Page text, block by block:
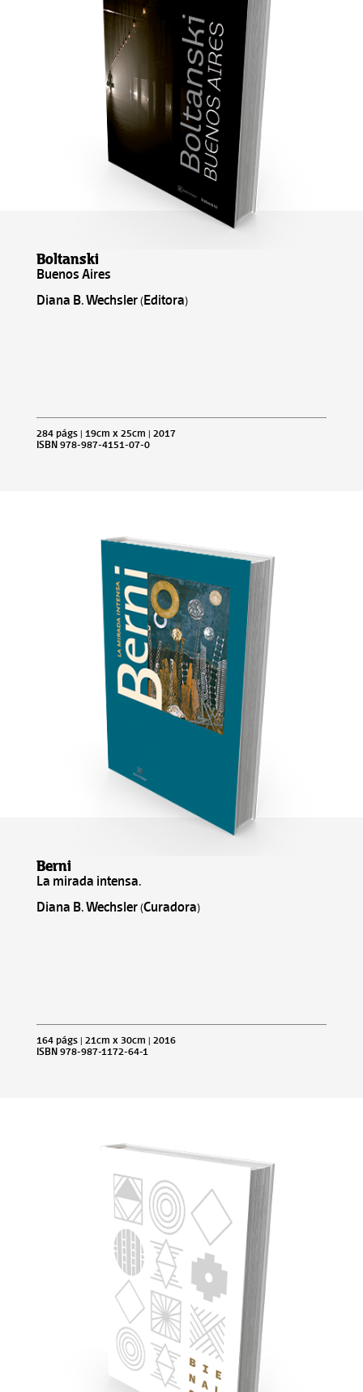
Boltanski
Buenos Aires
Diana B. Wechsler (Editora)
284 págs | 19cm x 25cm | 2017
ISBN 978-987-4151-07-0
Berni
La mirada intensa.
Diana B. Wechsler (Curadora)
164 págs | 21cm x 30cm | 2016
ISBN 978-987-1172-64-1